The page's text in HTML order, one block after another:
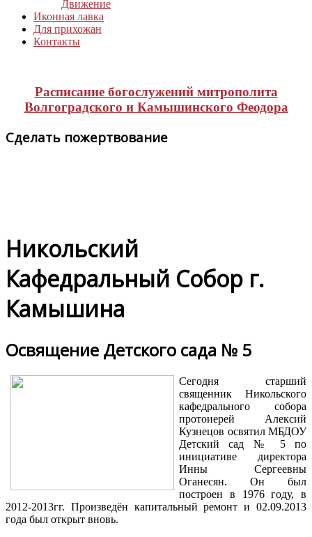
Движение
Иконная лавка
Для прихожан
Контакты
Расписание богослужений митрополита
Волгоградского и Камышинского Феодора
Сделать пожертвование
Никольский
Кафедральный Собор г.
Камышина
Освящение Детского сада № 5
Сегодня старший
священник Никольского
кафедрального собора
протоиерей Алексий
Кузнецов освятил МБДОУ
Детский сад № 5 по
инициативе директора
Инны Сергеевны
Оганесян. Он был
построен в 1976 году, в
2012-2013гг. Произведён капитальный ремонт и 02.09.2013
года был открыт вновь.